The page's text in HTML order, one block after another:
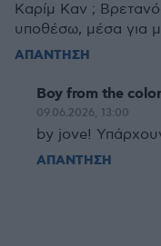
Καρίμ Καν ;
υποθέσω, μέσα για
ΑΠΑΝΤΗΣΗ
Boy from the
09.06.2026, 13:00
by jove!
ΑΠΑΝΤΗΣΗ